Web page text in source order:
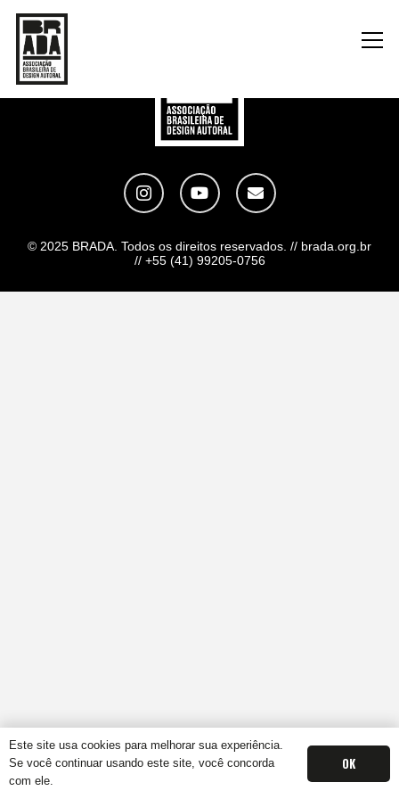
© 2025 BRADA. Todos os direitos reservados. // brada.org.br
// +55 (41) 99205-0756
Este site usa cookies para melhorar sua experiência.
Se você continuar usando este site, você concorda
com ele.
OK